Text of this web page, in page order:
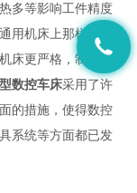
多等影响工件精度
用机床上那样可以
床更严格，制造要
数控车床采用了许
的措施，使得数控
系统等方面都已发